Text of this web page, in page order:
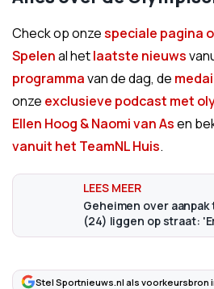
Check op onzespeciale pagina
Spelenal hetlaatste nieuws
programmavan de dag, de
onze exclusieve podcast met
Ellen Hoog & Naomi van Asen
vanuit het TeamNL Huis.
Geheimen over
(24) liggen op straat:
Stel Sportnieuws.nl als voorkeursbron